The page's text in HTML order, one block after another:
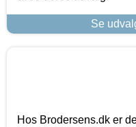
Se
Hos Brodersens.dk er